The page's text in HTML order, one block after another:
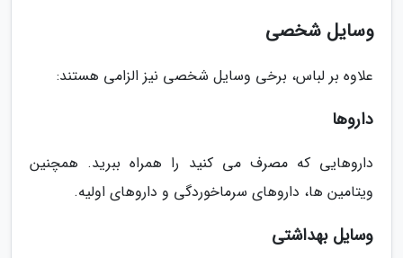
وسایل شخصی
علاوه بر لباس، برخی وسایل شخصی نیز الزامی هستند:
داروها
داروهایی که مصرف می کنید را همراه ببرید. همچنین
ویتامین ها، داروهای سرماخوردگی و داروهای اولیه.
وسایل بهداشتی